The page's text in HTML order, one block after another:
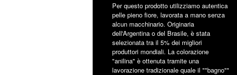
Per questo prodotto utilizziamo autentica
pelle pieno fiore, lavorata a mano senza
alcun macchinario. Originaria
dell'Argentina o del Brasile, è stata
selezionata tra il 5% dei migliori
produttori mondiali. La colorazione
"anilina" è ottenuta tramite una
lavorazione tradizionale quale il ""bagno""